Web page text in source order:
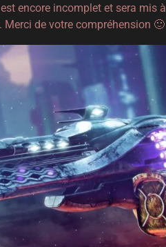
encore incomplet et sera mis
de votre compréhension 🙂